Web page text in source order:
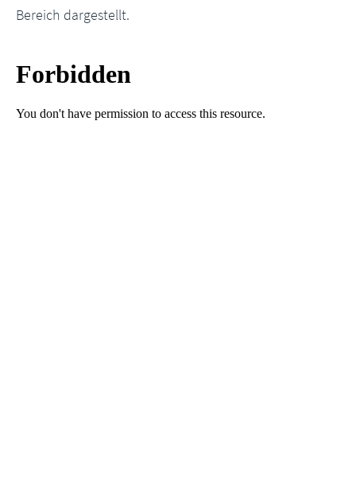
Bereich dargestellt.